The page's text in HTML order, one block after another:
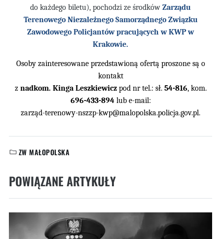
do każdego biletu), pochodzi ze środków Zarządu
Terenowego Niezależnego Samorządnego Związku
Zawodowego Policjantów pracujących w KWP w
Krakowie.
Osoby zainteresowane przedstawioną ofertą proszone są o
kontakt
z nadkom. Kinga Leszkiewiczpod nr tel.: sł. 54-816, kom.
696-433-894 lub e-mail:
zarząd-terenowy-nszzp-kwp@malopolska.policja.gov.pl.
KATEGORIE:
ZW MAŁOPOLSKA
POWIĄZANE ARTYKUŁY